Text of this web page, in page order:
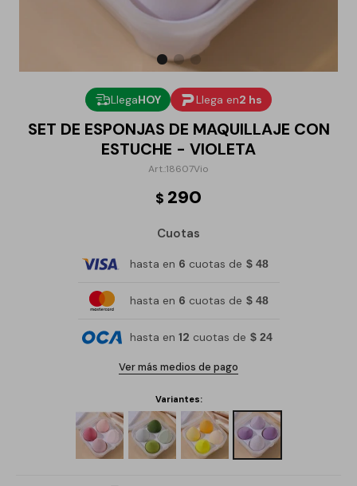
LlegaHOY Llega en2 hs
SET DE ESPONJAS DE MAQUILLAJE CON
ESTUCHE - VIOLETA
18607Vio
$ 290
Cuotas
hasta en 6 cuotas de $ 48
hasta en 6 cuotas de $ 48
hasta en 12 cuotas de $ 24
Ver más medios de pago
Variantes: